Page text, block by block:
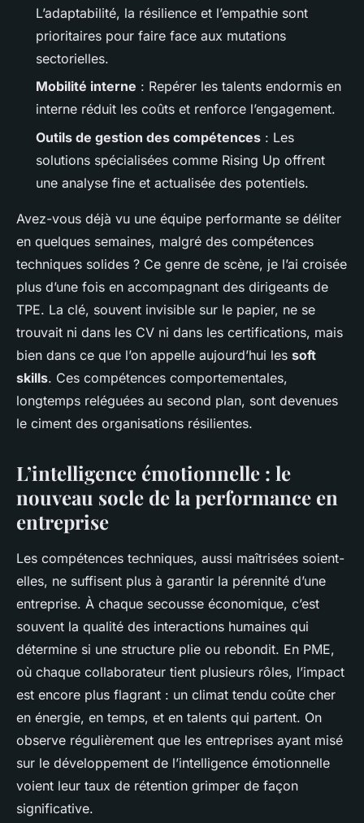
L’adaptabilité, la résilience et l’empathie sont
prioritaires pour faire face aux mutations
sectorielles.
Mobilité interne : Repérer les talents endormis en
interne réduit les coûts et renforce l’engagement.
Outils de gestion des compétences : Les
solutions spécialisées comme Rising Up offrent
une analyse fine et actualisée des potentiels.
Avez-vous déjà vu une équipe performante se déliter
en quelques semaines, malgré des compétences
techniques solides ? Ce genre de scène, je l’ai croisée
plus d’une fois en accompagnant des dirigeants de
TPE. La clé, souvent invisible sur le papier, ne se
trouvait ni dans les CV ni dans les certifications, mais
bien dans ce que l’on appelle aujourd’hui les soft
skills. Ces compétences comportementales,
longtemps reléguées au second plan, sont devenues
le ciment des organisations résilientes.
L’intelligence émotionnelle : le
nouveau socle de la performance en
entreprise
Les compétences techniques, aussi maîtrisées soient-
elles, ne suffisent plus à garantir la pérennité d’une
entreprise. À chaque secousse économique, c’est
souvent la qualité des interactions humaines qui
détermine si une structure plie ou rebondit. En PME,
où chaque collaborateur tient plusieurs rôles, l’impact
est encore plus flagrant : un climat tendu coûte cher
en énergie, en temps, et en talents qui partent. On
observe régulièrement que les entreprises ayant misé
sur le développement de l’intelligence émotionnelle
voient leur taux de rétention grimper de façon
significative.